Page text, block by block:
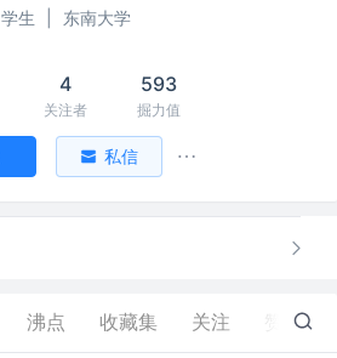
学生 东南大学
4
关注者
593
掘力值
私信
沸点 收藏集 关注 5